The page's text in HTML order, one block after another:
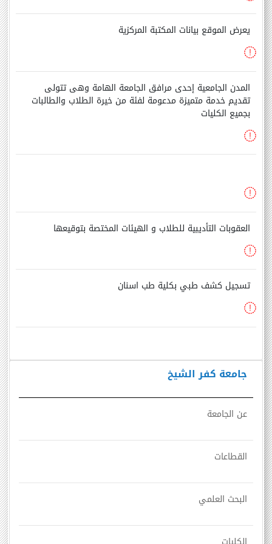
جامعة كفر الشيخ
عن الجامعة
القطاعات
البحث العلمي
يعرض الموقع بيانات المكتبة المركزية
المدن الجامعية إحدى مرافق الجامعة الهامة وهى تتولى
تقديم خدمة متميزة مدعومة لفئة من خيرة الطلاب والطالبات
بجميع الكليات
العقوبات التأديبية للطلاب و الهيئات المختصة بتوقيعها
تسجيل كشف طبي بكلية طب اسنان